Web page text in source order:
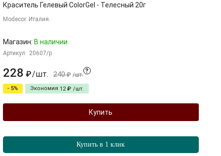
Краситель Гелевый ColorGel - Телесный 20г
Modecor. Италия.
Магазин: В наличии
Артикул: 20607/p
228 ₽/шт. 240 ₽ /шт.
?
- 5% Экономия 12 ₽ /шт.
Купить
Купить в 1 клик